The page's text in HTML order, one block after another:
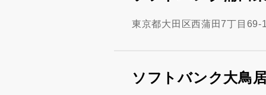
東京都大田区西蒲田7丁目69-
ソフトバンク大鳥